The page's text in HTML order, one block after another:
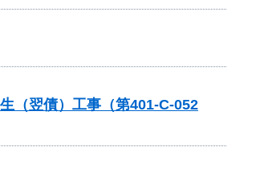
（翌債）工事（第401-C-052